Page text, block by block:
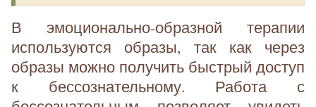
В эмоционально-образной терапии
используются образы, так как через
образы можно получить быстрый доступ
к бессознательному. Работа с